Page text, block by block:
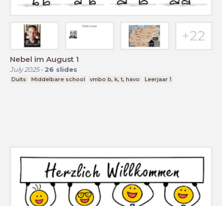
Nebel im August 1
July 2025- 26 slides
Duits Middelbare school vmbo b, k, t, havo Leerjaar 1